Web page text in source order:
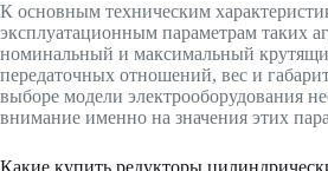
К основным техническим
эксплуатационным параметрам таких
номинальный и максимальный
передаточных отношений, вес и
выборе модели электрооборудования
внимание именно на значения этих